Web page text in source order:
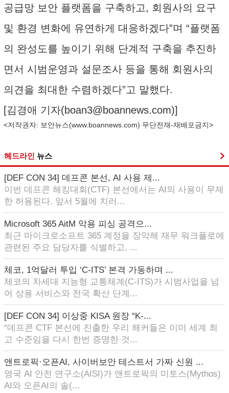
공급망 보안 플랫폼을 구축하고, 회원사의 요구
및 환경 변화에 유연하게 대응하겠다”며 “플랫폼
의 완성도를 높이기 위해 단계적 구축을 추진하
면서 시범운영과 설문조사 등을 통해 회원사의
의견을 최대한 수렴하겠다”고 말했다.
[김경애 기자(boan3@boannews.com)]
<저작권자: 보안뉴스(www.boannews.com) 무단전재-재배포금지>
헤드라인 뉴스
[DEF CON 34] 데프콘 본선, AI 사용 제...
이번 데프콘 해킹대회(CTF) 본선에서는 AI의 사용이 무제
한 허용된다. 앞서 5월에 치러...
Microsoft 365 AitM 악용 피싱 공격으...
최근 마이크로소프트 365 계정을 장악해 재무 워크플로에
관련된 주요 담당자를 식별하고, ...
체코, 1억달러 투입 ‘C-ITS’ 본격 가동하며 ...
체코의 차세대 지능형 교통체계(C-ITS)가 시범사업을 넘
어 상용 서비스와 전국 확산 단계...
[DEF CON 34] 이상중 KISA 원장 “K-...
“데프콘 CTF 본선에 진출한 우리 해커들은 이미 세계 최
고 수준임을 다시 한번 증명한 것...
앤트로픽·오픈AI, 사이버보안 테스트서 가짜 신원 ...
영국 AI 안전 연구소(AISI)가 앤트로픽의 미토스(Mythos)
AI와 오픈AI의 솔(...